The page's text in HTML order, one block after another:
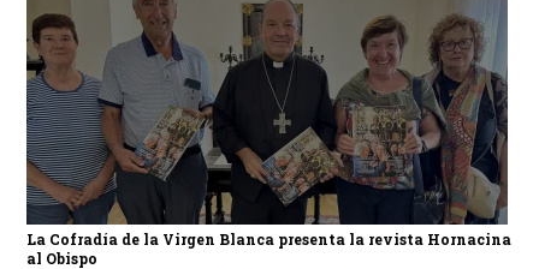
La Cofradía de la Virgen Blanca presenta la revista Hornacina
al Obispo